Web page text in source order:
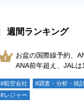
週間ランキング
お盆の国際線予約、
ANA前年超え、JALは
#航空会社 #調査・分析・統
#レジャー